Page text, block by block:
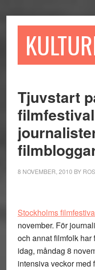
till
till
sidofältet
till
Tjuvstart
8 NOVEMBER, 2010 BY
Stockholms
november. För
och annat filmfolk har
idag, måndag 8
intensiva veckor med